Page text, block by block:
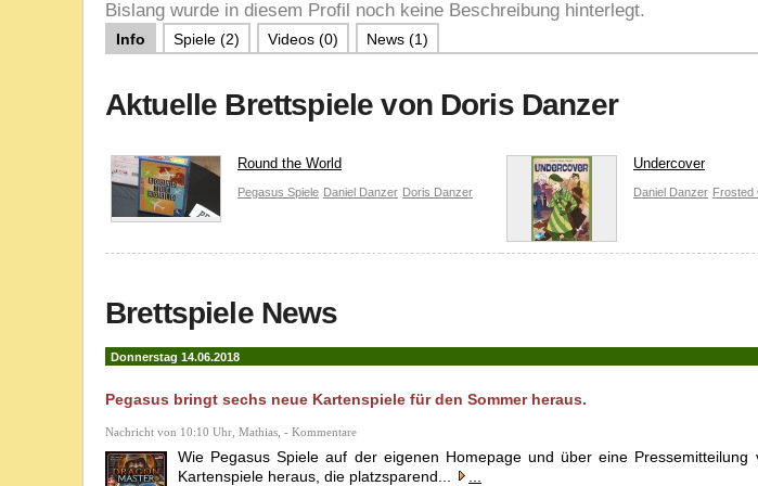
Bislang wurde in diesem Profil noch keine Beschreibung hinterlegt.
Info Spiele (2) Videos (0) News (1)
Aktuelle Brettspiele von Doris Danzer
Round the World
Pegasus Spiele Daniel Danzer Doris Danzer
Undercover
Daniel Danzer Frosted
Brettspiele News
Donnerstag 14.06.2018
Pegasus bringt sechs neue Kartenspiele für den Sommer heraus.
Nachricht von 10:10 Uhr, Mathias, - Kommentare
Wie Pegasus Spiele auf der eigenen Homepage und über eine
Kartenspiele heraus, die platzsparend...